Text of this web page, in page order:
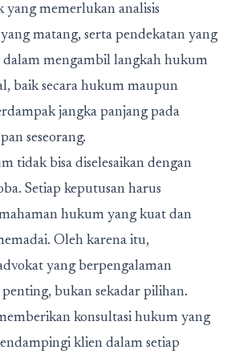
yang memerlukan analisis
matang, serta pendekatan yang
dalam mengambil langkah hukum
baik secara hukum maupun
jangka panjang pada
seseorang.
tidak bisa diselesaikan dengan
Setiap keputusan harus
hukum yang kuat dan
Oleh karena itu,
yang berpengalaman
bukan sekadar pilihan.
konsultasi hukum yang
klien dalam setiap